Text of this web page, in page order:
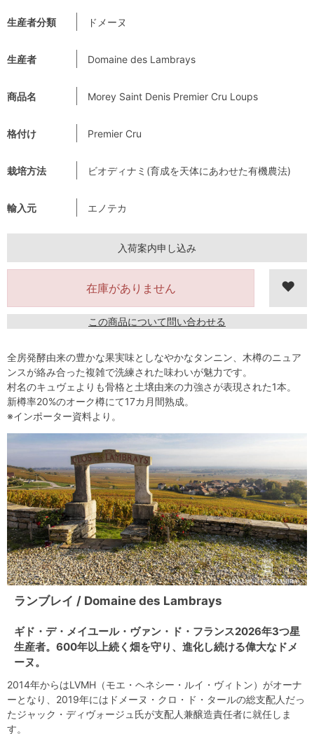
生産者分類 ドメーヌ
生産者 Domaine des Lambrays
商品名 Morey Saint Denis Premier Cru Loups
格付け Premier Cru
栽培方法 ビオディナミ(育成を天体にあわせた有機農法)
輸入元 エノテカ
入荷案内申し込み
在庫がありません
この商品について問い合わせる
全房発酵由来の豊かな果実味としなやかなタンニン、木樽のニュア
ンスが絡み合った複雑で洗練された味わいが魅力です。
村名のキュヴェよりも骨格と土壌由来の力強さが表現された1本。
新樽率20%のオーク樽にて17カ月間熟成。
※インポーター資料より。
ランブレイ / Domaine des Lambrays
ギド・デ・メイユール・ヴァン・ド・フランス2026年3つ星
生産者。600年以上続く畑を守り、進化し続ける偉大なドメ
ーヌ。
2014年からはLVMH（モエ・ヘネシー・ルイ・ヴィトン）がオーナ
ーとなり、2019年にはドメーヌ・クロ・ド・タールの総支配人だっ
たジャック・ディヴォージュ氏が支配人兼醸造責任者に就任しま
す。